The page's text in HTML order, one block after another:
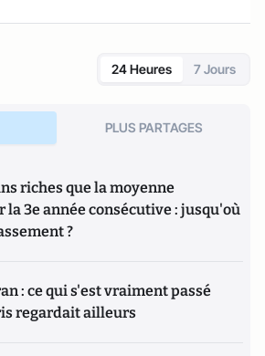
24 Heures 7 Jours
PLUS PARTAGES
riches que la moyenne
la 3e année consécutive : jusqu'où
?
: ce qui s'est vraiment passé
regardait ailleurs